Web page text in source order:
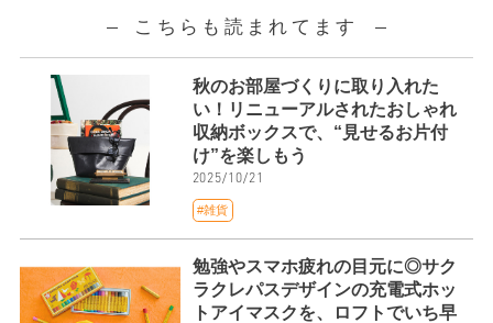
こちらも読まれてます
秋のお部屋づくりに取り入れた
い！リニューアルされたおしゃれ
収納ボックスで、“見せるお片付
け”を楽しもう
2025/10/21
#雑貨
勉強やスマホ疲れの目元に◎サク
ラクレパスデザインの充電式ホッ
トアイマスクを、ロフトでいち早